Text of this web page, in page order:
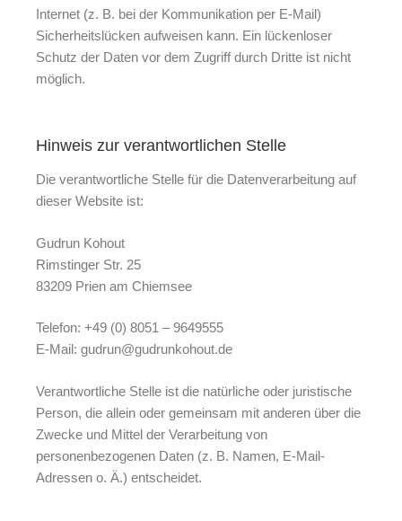
Internet (z. B. bei der Kommunikation per E-Mail)
Sicherheitslücken aufweisen kann. Ein lückenloser
Schutz der Daten vor dem Zugriff durch Dritte ist nicht
möglich.
Hinweis zur verantwortlichen Stelle
Die verantwortliche Stelle für die Datenverarbeitung auf
dieser Website ist:
Gudrun Kohout
Rimstinger Str. 25
83209 Prien am Chiemsee
Telefon: +49 (0) 8051 – 9649555
E-Mail: gudrun@gudrunkohout.de
Verantwortliche Stelle ist die natürliche oder juristische
Person, die allein oder gemeinsam mit anderen über die
Zwecke und Mittel der Verarbeitung von
personenbezogenen Daten (z. B. Namen, E-Mail-
Adressen o. Ä.) entscheidet.